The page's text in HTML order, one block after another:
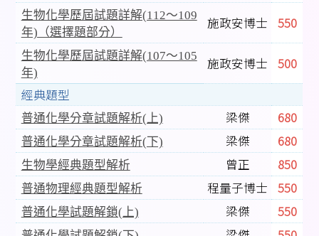
生物化學歷屆試題詳解(112～109
年)（選擇題部分）
施政安博士 550
生物化學歷屆試題詳解(107～105
年)
施政安博士
500
經典題型
普通化學分章試題解析(上) 梁傑 680
普通化學分章試題解析(下) 梁傑 680
生物學經典題型解析 曾正 850
普通物理經典題型解析 程量子博士 550
普通化學試題解鎖(上) 梁傑 550